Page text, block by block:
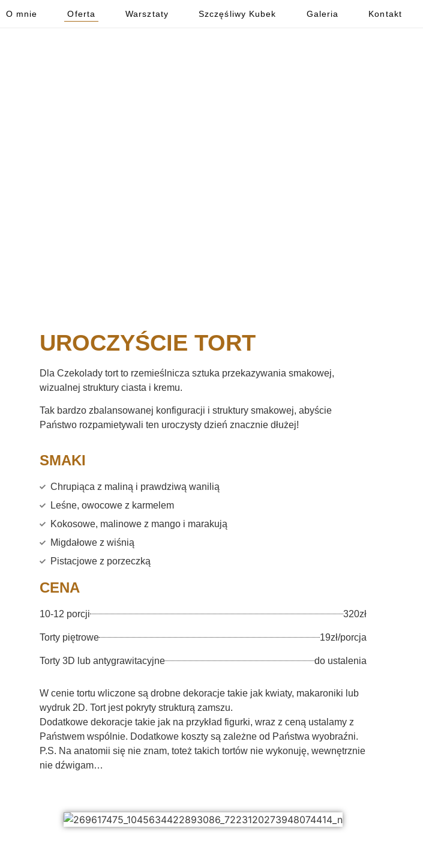
O mnie Oferta Warsztaty Szczęśliwy Kubek Galeria Kontakt
UROCZYŚCIE TORT
Dla Czekolady tort to rzemieślnicza sztuka przekazywania smakowej,
wizualnej struktury ciasta i kremu.
Tak bardzo zbalansowanej konfiguracji i struktury smakowej, abyście
Państwo rozpamietywali ten uroczysty dzień znacznie dłużej!
SMAKI
Chrupiąca z maliną i prawdziwą wanilią
Leśne, owocowe z karmelem
Kokosowe, malinowe z mango i marakują
Migdałowe z wiśnią
Pistacjowe z porzeczką
CENA
10-12 porcji 320zł
Torty piętrowe 19zł/porcja
Torty 3D lub antygrawitacyjne do ustalenia
W cenie tortu wliczone są drobne dekoracje takie jak kwiaty, makaroniki lub
wydruk 2D. Tort jest pokryty strukturą zamszu.
Dodatkowe dekoracje takie jak na przykład figurki, wraz z ceną ustalamy z
Państwem wspólnie. Dodatkowe koszty są zależne od Państwa wyobraźni.
P.S. Na anatomii się nie znam, toteż takich tortów nie wykonuję, wewnętrznie
nie dźwigam…